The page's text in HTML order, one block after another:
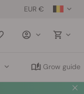
EUR €
Saved
Grow guide